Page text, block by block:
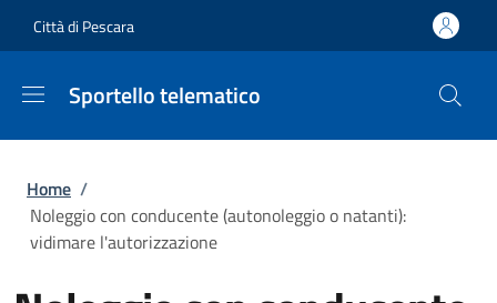
Città di Pescara
Sportello telematico
Briciole di pane
Home /
Noleggio con conducente (autonoleggio o natanti):
vidimare l'autorizzazione